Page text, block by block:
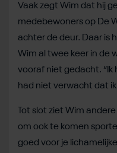
Vaak zegt Wim dat hij
medebewoners op De
achter de deur. Daar is
Wim al twee keer in de
vooraf niet gedacht.
had niet verwacht dat
Tot slot ziet Wim
om ook te komen
goed voor je